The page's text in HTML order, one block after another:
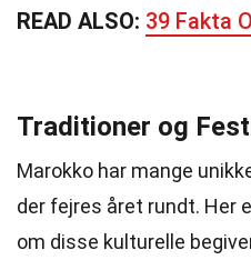
READ ALSO: 39 Fakta
Traditioner og
Marokko har mange
der fejres året rundt. Her
om disse kulturelle